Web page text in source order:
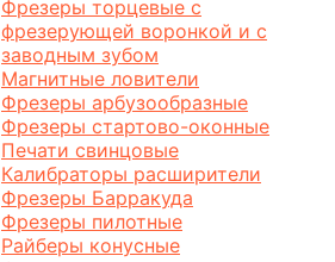
Фрезеры торцевые с
фрезерующей воронкой и с
заводным зубом
Магнитные ловители
Фрезеры арбузообразные
Фрезеры стартово-оконные
Печати свинцовые
Калибраторы расширители
Фрезеры Барракуда
Фрезеры пилотные
Райберы конусные